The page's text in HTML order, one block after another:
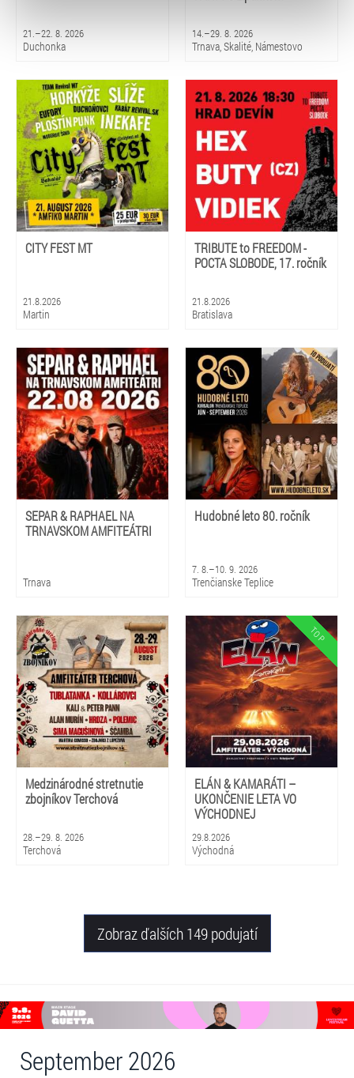
volbu můžete kdykoliv změnit v zápatí stránky v záložce
21.–22. 8. 2026
Duchonka
14.–29. 8. 2026
Trnava, Skalité, Námestovo
CITY FEST MT
21.8.2026
Martin
TRIBUTE to FREEDOM -
POCTA SLOBODE, 17. ročník
21.8.2026
Bratislava
SEPAR & RAPHAEL NA
TRNAVSKOM AMFITEÁTRI
Trnava
Hudobné leto 80. ročník
7. 8.–10. 9. 2026
Trenčianske Teplice
Medzinárodné stretnutie
zbojníkov Terchová
28.–29. 8. 2026
Terchová
ELÁN & KAMARÁTI –
UKONČENIE LETA VO
VÝCHODNEJ
29.8.2026
Východná
Zobraz ďalších 149 podujatí
September 2026